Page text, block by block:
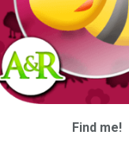
Find me!